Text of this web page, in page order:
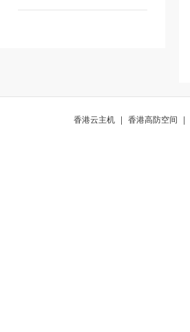
香港云主机 | 香港高防空间 |